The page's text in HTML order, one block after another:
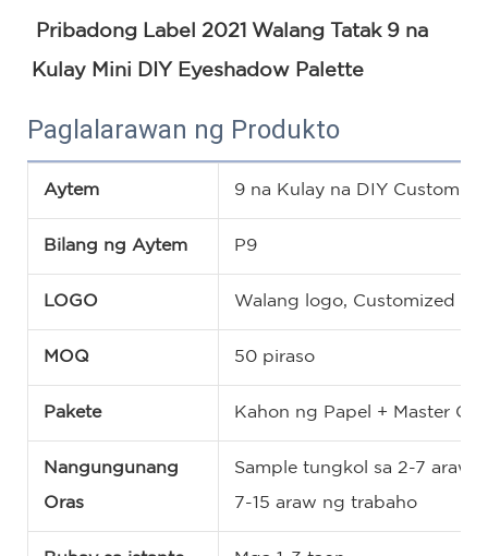
Pribadong Label 2021 Walang Tatak 9 na
Kulay Mini DIY Eyeshadow Palette
Paglalarawan ng Produkto
Aytem 9 na Kulay na DIY Custom
Bilang ng Aytem P9
LOGO Walang logo, Customized
MOQ 50 piraso
Pakete Kahon ng Papel + Master
Nangungunang
Oras
Sample tungkol sa 2-7 araw
7-15 araw ng trabaho